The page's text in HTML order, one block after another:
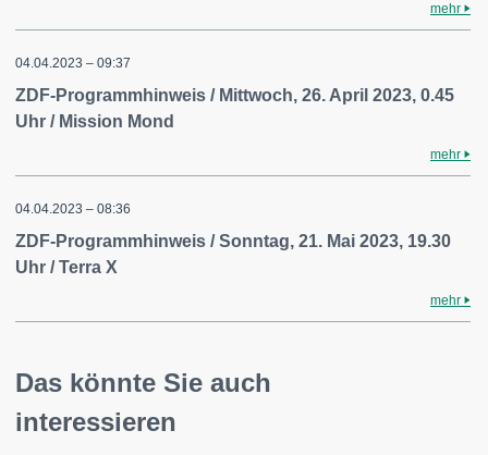
mehr
04.04.2023 – 09:37
ZDF-Programmhinweis / Mittwoch, 26. April 2023, 0.45
Uhr / Mission Mond
mehr
04.04.2023 – 08:36
ZDF-Programmhinweis / Sonntag, 21. Mai 2023, 19.30
Uhr / Terra X
mehr
Das könnte Sie auch
interessieren